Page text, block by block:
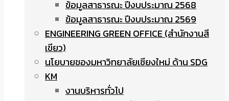
ข้อมูลสาธารณะ ปีงบประมาณ 2568
ข้อมูลสาธารณะ ปีงบประมาณ 2569
ENGINEERING GREEN OFFICE (สำนักงานสี
เขียว)
นโยบายของมหาวิทยาลัยเชียงใหม่ ด้าน SDG
KM
งานบริหารทั่วไป